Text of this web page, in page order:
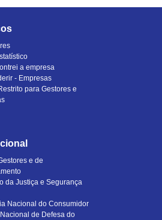
a empresa
- Empresas
para Gestores e
e de
da Justiça e Segurança
Nacional do Consumidor
de Defesa do